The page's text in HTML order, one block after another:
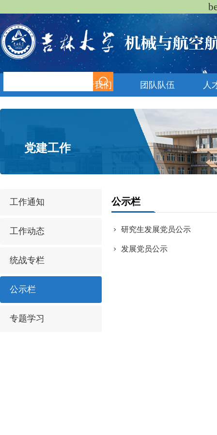
关于我们 团队队伍 人
党建工作
工作通知
工作动态
统战专栏
公示栏
专题学习
公示栏
研究生发展党员公示
发展党员公示